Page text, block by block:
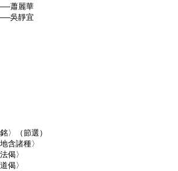
蕭麗華
吳靜宜
〉（節選）
含諸種〉
偈〉
偈〉